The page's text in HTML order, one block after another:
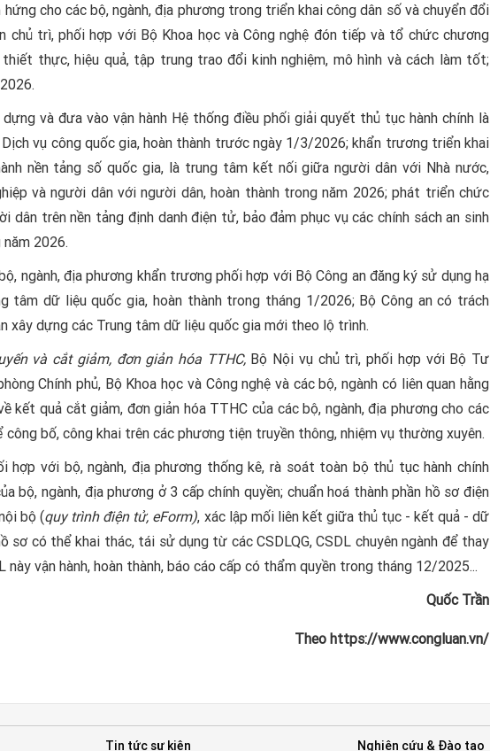
hứng cho các bộ, ngành, địa phương trong triển khai công dân số và chuyển đổi
chủ trì, phối hợp với Bộ Khoa học và Công nghệ đón tiếp và tổ chức chương
thực, hiệu quả, tập trung trao đổi kinh nghiệm, mô hình và cách làm tốt;
và đưa vào vận hành Hệ thống điều phối giải quyết thủ tục hành chính là
vụ công quốc gia, hoàn thành trước ngày 1/3/2026; khẩn trương triển khai
nền tảng số quốc gia, là trung tâm kết nối giữa người dân với Nhà nước,
và người dân với người dân, hoàn thành trong năm 2026; phát triển chức
dân trên nền tảng định danh điện tử, bảo đảm phục vụ các chính sách an sinh
2026.
ngành, địa phương khẩn trương phối hợp với Bộ Công an đăng ký sử dụng hạ
tâm dữ liệu quốc gia, hoàn thành trong tháng 1/2026; Bộ Công an có trách
xây dựng các Trung tâm dữ liệu quốc gia mới theo lộ trình.
và cắt giảm, đơn giản hóa TTHC, Bộ Nội vụ chủ trì, phối hợp với Bộ Tư
Chính phủ, Bộ Khoa học và Công nghệ và các bộ, ngành có liên quan hằng
kết quả cắt giảm, đơn giản hóa TTHC của các bộ, ngành, địa phương cho các
bố, công khai trên các phương tiện truyền thông, nhiệm vụ thường xuyên.
hợp với bộ, ngành, địa phương thống kê, rà soát toàn bộ thủ tục hành chính
bộ, ngành, địa phương ở 3 cấp chính quyền; chuẩn hoá thành phần hồ sơ điện
bộ (quy trình điện tử, eForm), xác lập mối liên kết giữa thủ tục - kết quả - dữ
sơ có thể khai thác, tái sử dụng từ các CSDLQG, CSDL chuyên ngành để thay
này vận hành, hoàn thành, báo cáo cấp có thẩm quyền trong tháng 12/2025...
Quốc Trần
Theo https://www.congluan.vn/
Tin tức sự kiện Nghiên cứu & Đào tạo